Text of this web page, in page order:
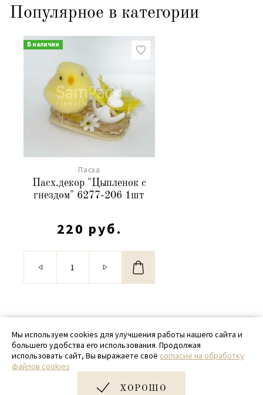
Популярное в категории
В наличии
Пасха
Пасх.декор "Цыпленок с
гнездом" 6277-206 1шт
220 руб.
© 2020 - 2026 SamPack
+ 7 (918) 699-97-87
zakaz@sampack.store
Мы используем cookies для улучшения работы нашего сайта и
большего удобства его использования. Продолжая
использовать сайт, Вы выражаете своё согласие на обработку
файлов cookies
ХОРОШО